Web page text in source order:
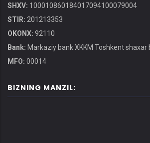
SHXV: 100010860184017094100079004
STIR: 201213353
OKONX: 92110
Bank: Markaziy bank XKKM Toshkent
MFO: 00014
BIZNING MANZIL: